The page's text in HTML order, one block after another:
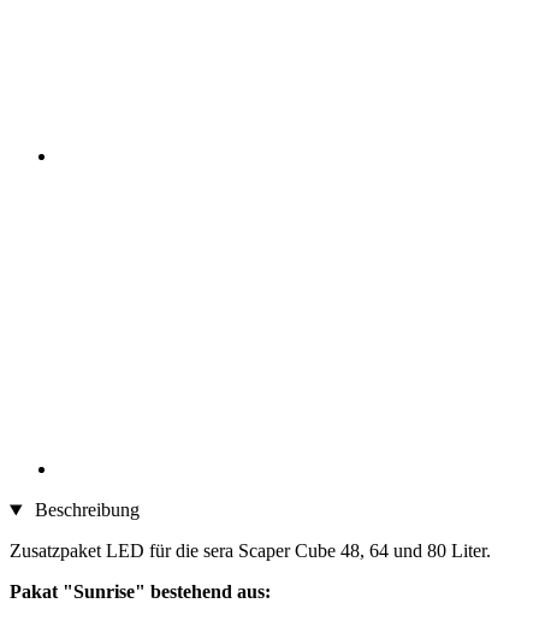
Beschreibung
Zusatzpaket LED für die sera Scaper Cube 48, 64 und 80 Liter.
Pakat "Sunrise" bestehend aus: